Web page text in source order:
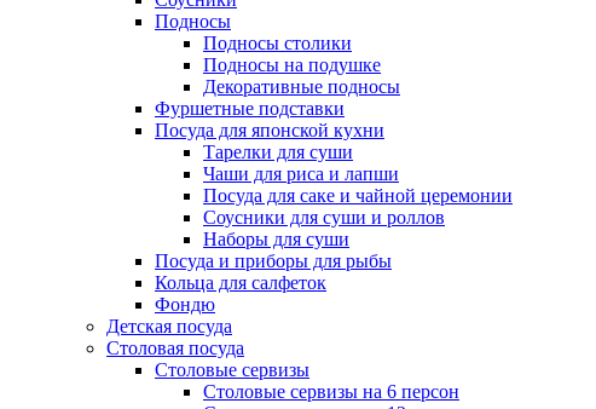
Подносы
Подносы столики
Подносы на подушке
Декоративные подносы
Фуршетные подставки
Посуда для японской кухни
Тарелки для суши
Чаши для риса и лапши
Посуда для саке и чайной церемонии
Соусники для суши и роллов
Наборы для суши
Посуда и приборы для рыбы
Кольца для салфеток
Фондю
Детская посуда
Столовая посуда
Столовые сервизы
Столовые сервизы на 6 персон